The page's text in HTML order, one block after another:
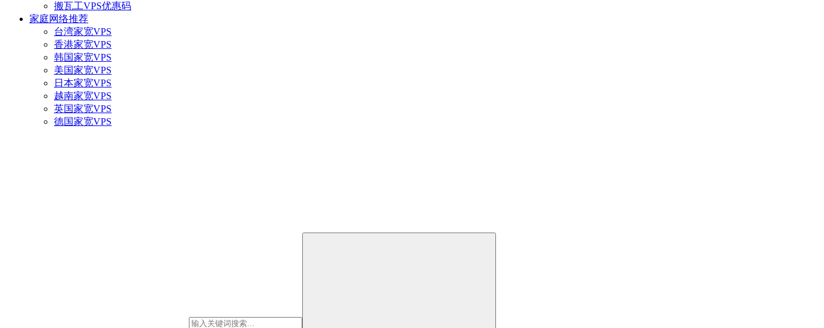
搬瓦工VPS优惠码
家庭网络推荐
台湾家宽VPS
香港家宽VPS
韩国家宽VPS
美国家宽VPS
日本家宽VPS
越南家宽VPS
英国家宽VPS
德国家宽VPS